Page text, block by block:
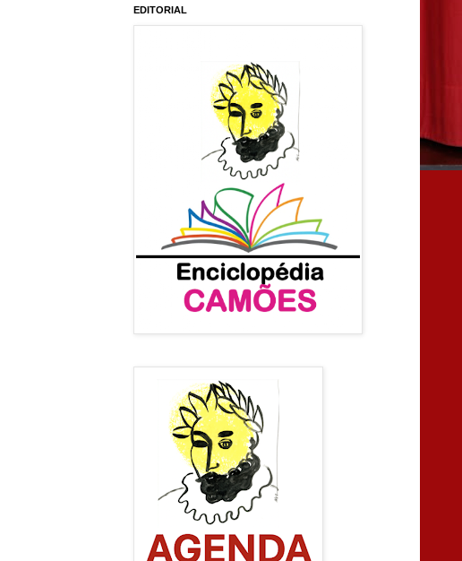
EDITORIAL